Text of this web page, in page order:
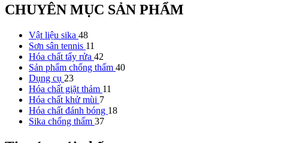
CHUYÊN MỤC SẢN PHẨM
Vật liệu sika 48
Sơn sân tennis 11
Hóa chất tẩy rửa 42
Sản phẩm chống thấm 40
Dụng cụ 23
Hóa chất giặt thảm 11
Hóa chất khử mùi 7
Hóa chất đánh bóng 18
Sika chống thấm 37